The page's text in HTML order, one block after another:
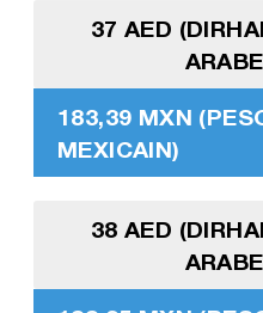
37 AED
183,39 MXN
MEXICAIN)
38 AED